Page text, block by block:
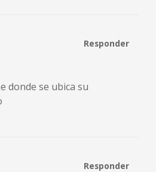
Responder
donde se ubica su
Responder